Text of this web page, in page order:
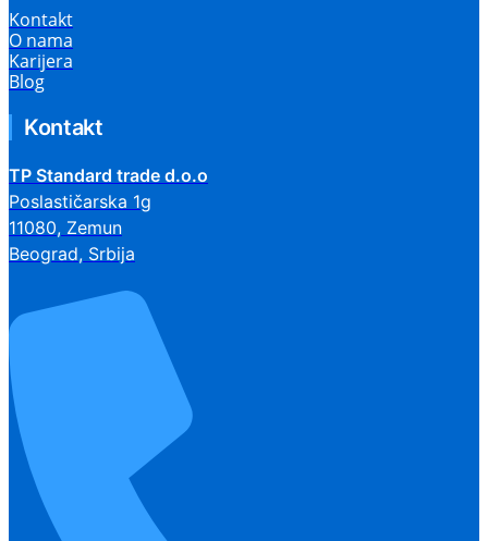
Kontakt
O nama
Karijera
Blog
Kontakt
TP Standard trade d.o.o
Poslastičarska 1g
11080, Zemun
Beograd, Srbija